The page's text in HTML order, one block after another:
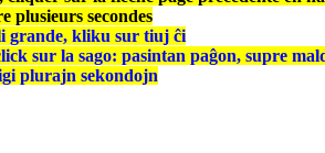
plusieurs secondes
grande, kliku sur tiuj ĉi
sur la sago: pasintan paĝon, supre
plurajn sekondojn